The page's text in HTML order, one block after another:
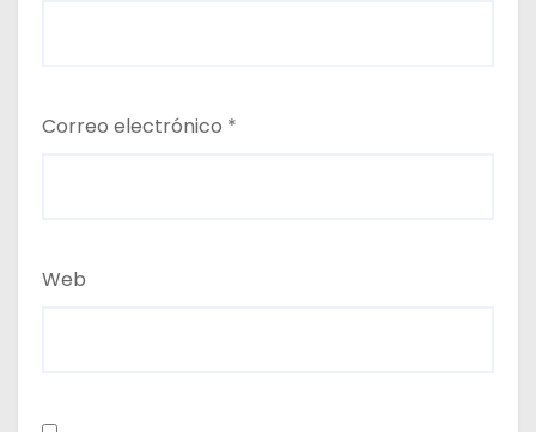
Correo electrónico *
Web